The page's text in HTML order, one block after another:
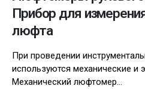
Прибор для
люфта
При проведении
используются механические
Механический люфтомер...